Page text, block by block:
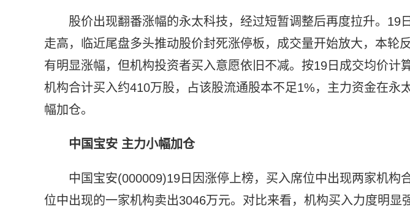
股价出现翻番涨幅的永太科技，经过短暂调整后再度拉升。19
走高，临近尾盘多头推动股价封死涨停板，成交量开始放大，本轮
有明显涨幅，但机构投资者买入意愿依旧不减。按19日成交均价计
机构合计买入约410万股，占该股流通股本不足1%，主力资金在永
幅加仓。
中国宝安 主力小幅加仓
中国宝安(000009)19日因涨停上榜，买入席位中出现两家机构
位中出现的一家机构卖出3046万元。对比来看，机构买入力度明显